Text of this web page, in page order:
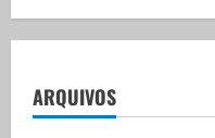
ARQUIVOS